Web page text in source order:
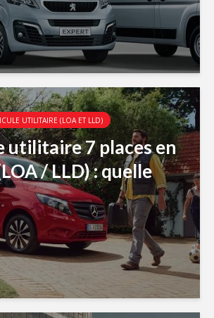
UTILITAIRE (LOA ET LLD)
utilitaire 7 places en
/ LLD) : quelle